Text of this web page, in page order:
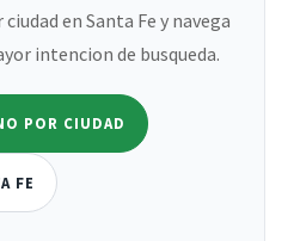
en Santa Fe y navega
intencion de busqueda.
POR CIUDAD
FE